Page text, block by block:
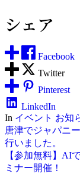
シェア
Facebook
Twitter
Pinterest
LinkedIn
In イベント お知
投
稿
唐津でジャパニ
行いました。
【参加無料】AI
ミナー開催！